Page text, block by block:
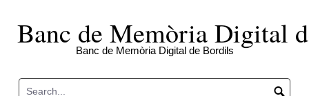
contentBanc de Memòria Digital
Banc de Memòria Digital de Bordils